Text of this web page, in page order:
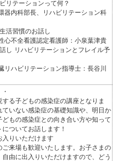
リテーションって何？
器内科部長、リハビリテーション科
活習慣のお話し
心不全看護認定看護師：小泉葉津貴
し リハビリテーションとフレイル予
リハビリテーション指導士：長谷川
る子どもの感染症の講座となりま
ていない感染症の基礎知識や、明日か
どもの感染症との向き合い方や知って
ついてお話します！
りいただけます
ご来場も歓迎いたします。お子さまの
由に出入りいただけますので、どう